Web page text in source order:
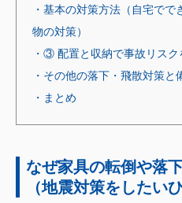
・基本の対策方法（自宅で
物の対策）
・③ 配置と収納で事故リスク
・その他の落下・飛散対策と
・まとめ
なぜ家具の転倒や落
（地震対策をしたい